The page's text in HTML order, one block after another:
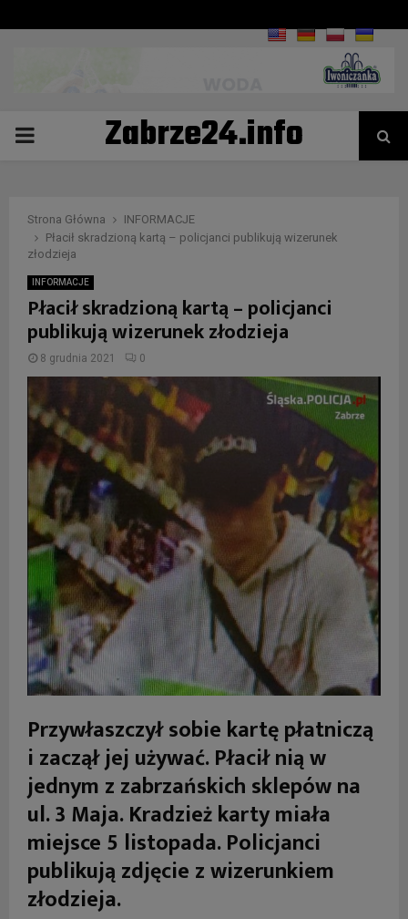
PRIMARYZabrze24.info
Strona Główna
INFORMACJE
Płacił skradzioną kartą – policjanci publikują wizerunek
złodzieja
INFORMACJE
Płacił skradzioną kartą – policjanci
publikują wizerunek złodzieja
8 grudnia 2021 0
Przywłaszczył sobie kartę płatniczą
i zaczął jej używać. Płacił nią w
jednym z zabrzańskich sklepów na
ul. 3 Maja. Kradzież karty miała
miejsce 5 listopada. Policjanci
publikują zdjęcie z wizerunkiem
złodzieja.